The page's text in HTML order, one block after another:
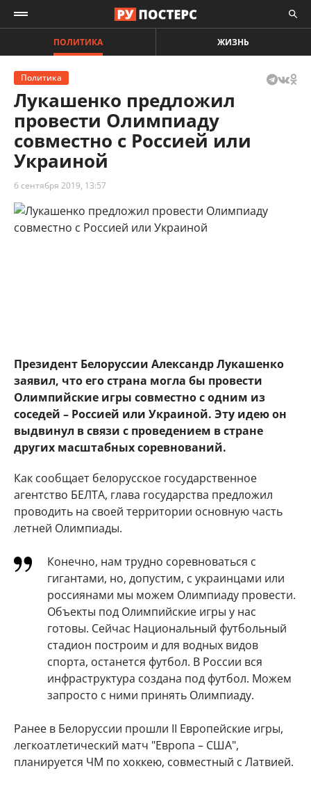
ПОЛИТИКА ЖИЗНЬ
Политика
Лукашенко предложил
провести Олимпиаду
совместно с Россией или
Украиной
6 сентября 2019, 13:57
Президент Белоруссии Александр Лукашенко
заявил, что его страна могла бы провести
Олимпийские игры совместно с одним из
соседей – Россией или Украиной. Эту идею он
выдвинул в связи с проведением в стране
других масштабных соревнований.
Как сообщает белорусское государственное
агентство БЕЛТА, глава государства предложил
проводить на своей территории основную часть
летней Олимпиады.
Конечно, нам трудно соревноваться с
гигантами, но, допустим, с украинцами или
россиянами мы можем Олимпиаду провести.
Объекты под Олимпийские игры у нас
готовы. Сейчас Национальный футбольный
стадион построим и для водных видов
спорта, останется футбол. В России вся
инфраструктура создана под футбол. Можем
запросто с ними принять Олимпиаду.
Ранее в Белоруссии прошли II Европейские игры,
легкоатлетический матч "Европа – США",
планируется ЧМ по хоккею, совместный с Латвией.